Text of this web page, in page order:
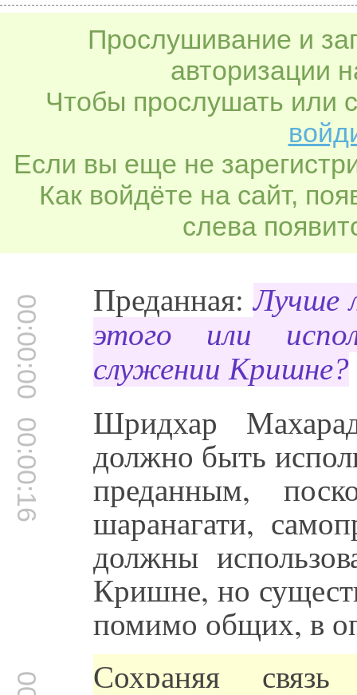
Прослушивание и
авторизации
Чтобы прослушать или
Если вы еще не
Как войдёте на сайт,
слева
00:00:00 Преданная:Лучше
этого или
служении Кришне?
00:00:16 Шридхар
должно быть
преданным,
шаранагати,
должны
Кришне, но
помимо общих, в
Сохраняя